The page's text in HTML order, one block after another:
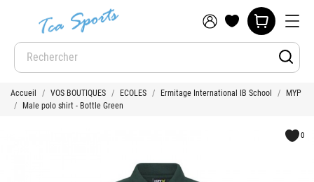
Accueil VOS BOUTIQUES ECOLES Ermitage International IB School
MYP
Male polo shirt - Bottle Green
0